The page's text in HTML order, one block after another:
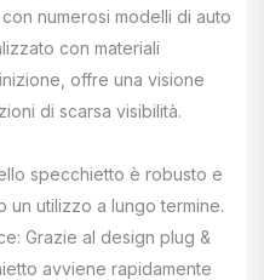
numerosi modelli di auto
con materiali
offre una visione
di scarsa visibilità.
specchietto è robusto e
un utilizzo a lungo termine.
Grazie al design plug &
avviene rapidamente